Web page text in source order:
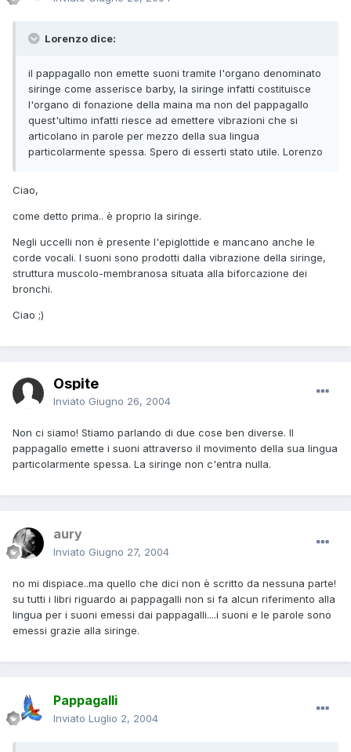
Lorenzo dice:
il pappagallo non emette suoni tramite l'organo denominato
siringe come asserisce barby, la siringe infatti costituisce
l'organo di fonazione della maina ma non del pappagallo
quest'ultimo infatti riesce ad emettere vibrazioni che si
articolano in parole per mezzo della sua lingua
particolarmente spessa. Spero di esserti stato utile. Lorenzo
Ciao,
come detto prima.. è proprio la siringe.
Negli uccelli non è presente l'epiglottide e mancano anche le
corde vocali. I suoni sono prodotti dalla vibrazione della siringe,
struttura muscolo-membranosa situata alla biforcazione dei
bronchi.
Ciao ;)
Ospite
Inviato Giugno 26, 2004
Non ci siamo! Stiamo parlando di due cose ben diverse. Il
pappagallo emette i suoni attraverso il movimento della sua lingua
particolarmente spessa. La siringe non c'entra nulla.
aury
Inviato Giugno 27, 2004
no mi dispiace..ma quello che dici non è scritto da nessuna parte!
su tutti i libri riguardo ai pappagalli non si fa alcun riferimento alla
lingua per i suoni emessi dai pappagalli....i suoni e le parole sono
emessi grazie alla siringe.
Pappagalli
Inviato Luglio 2, 2004